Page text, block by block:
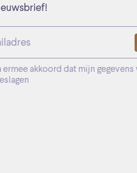
ermee akkoord dat mijn gegevens